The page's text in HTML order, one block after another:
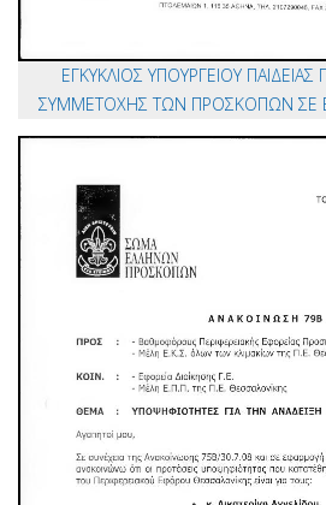
ΕΓΚΥΚΛΙΟΣ ΥΠΟΥΡΓΕΙΟΥ ΠΑΙΔΕΙΑΣ
ΣΥΜΜΕΤΟΧΗΣ ΤΩΝ ΠΡΟΣΚΟΠΩΝ ΣΕ